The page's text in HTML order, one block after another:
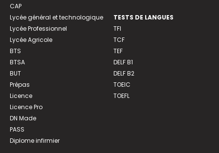
CAP
Lycée général et technologique
Lycée Professionnel
Lycée Agricole
BTS
BTSA
BUT
Prépas
Licence
Licence Pro
DN Made
PASS
Diplome infirmier
TESTS DE LANGUES
TFI
TCF
TEF
DELF B1
DELF B2
TOEIC
TOEFL